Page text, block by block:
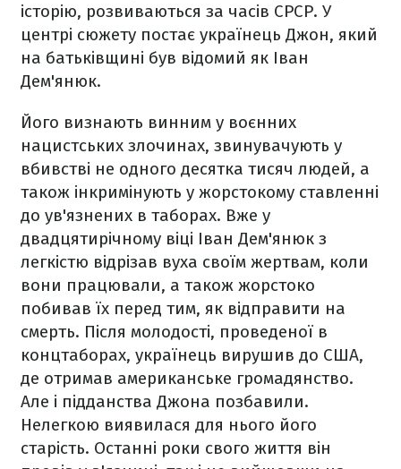
історію, розвиваються за часів СРСР. У
центрі сюжету постає українець Джон, який
на батьківщині був відомий як Іван
Дем'янюк.
Його визнають винним у воєнних
нацистських злочинах, звинувачують у
вбивстві не одного десятка тисяч людей, а
також інкримінують у жорстокому ставленні
до ув'язнених в таборах. Вже у
двадцятирічному віці Іван Дем'янюк з
легкістю відрізав вуха своїм жертвам, коли
вони працювали, а також жорстоко
побивав їх перед тим, як відправити на
смерть. Після молодості, проведеної в
концтаборах, українець вирушив до США,
де отримав американське громадянство.
Але і підданства Джона позбавили.
Нелегкою виявилася для нього його
старість. Останні роки свого життя він